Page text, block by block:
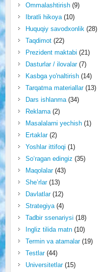
Ommalashtirish(9)
Ibratli hikoya(10)
Huquqiy savodxonlik (28)
Taqdimot(22)
Prezident maktabi (21)
Dasturlar / ilovalar(7)
Kasbga yo'naltirish(14)
Tarqatma materiallar(13)
Dars ishlanma(34)
Reklama(2)
Masalalarni yechish(1)
Ertaklar(2)
Yoshlar ittifoqi (1)
So‘ragan edingiz (35)
Maqolalar(43)
She’rlar(13)
Davlatlar(12)
Strategiya(4)
Tadbir ssenariysi (18)
Ingliz tilida matn(10)
Termin va atamalar(19)
Testlar(44)
Universitetlar(15)